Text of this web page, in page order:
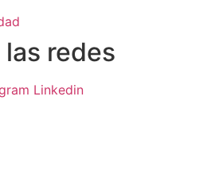
redes
Linkedin